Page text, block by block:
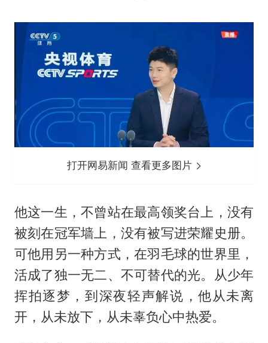
打开网易新闻 查看更多图片
他这一生，不曾站在最高领奖台上，没有
被刻在冠军墙上，没有被写进荣耀史册。
可他用另一种方式，在羽毛球的世界里，
活成了独一无二、不可替代的光。从少年
挥拍逐梦，到深夜轻声解说，他从未离
开，从未放下，从未辜负心中热爱。